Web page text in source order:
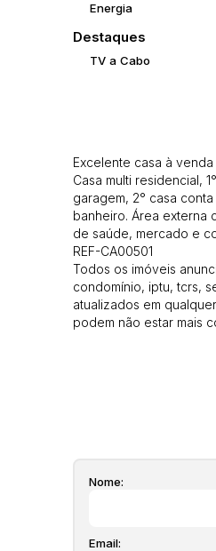
Energia
Destaques
TV a Cabo
Excelente casa à
Casa multi residencial,
garagem, 2° casa
banheiro. Área externa
de saúde, mercado e
REF-CA00501
Todos os imóveis
condomínio, iptu, tcrs,
atualizados em
podem não estar mais
proprietário e poderão
Nome:
Email: